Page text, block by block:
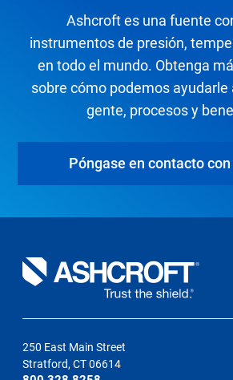
Ashcroft es una fuente
instrumentos de presión,
en todo el mundo. Obtenga
sobre cómo podemos ayudarle
gente, procesos y
Póngase en contacto
250 East Main Street
Stratford, CT 06614